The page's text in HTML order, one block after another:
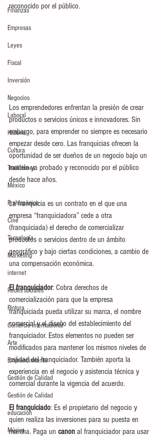
Finanzas
Empresas
Leyes
Fiscal
Inversión
Negocios
Laboral
Historia
Cultura
Tradiciones
México
Prehispánico
Cine
Tecnología
Marketing
internet
Redes sociales
Pintura
Comercio internacional
Arte
Emprendimiento
Gestión de Calidad
Gestión de Calidad
educación
Música
reconocido por el público.
Los emprendedores enfrentan la presión de crear
productos o servicios únicos e innovadores. Sin
embargo, para emprender no siempre es necesario
empezar desde cero. Las franquicias ofrecen la
oportunidad de ser dueños de un negocio bajo un
modelo ya probado y reconocido por el público
desde hace años.
La franquicia es un contrato en el que una
empresa “franquiciadora” cede a otra
(franquiciada) el derecho de comercializar
productos o servicios dentro de un ámbito
geográfico y bajo ciertas condiciones, a cambio de
una compensación económica.
El franquiciador: Cobra derechos de
comercialización para que la empresa
franquiciada pueda utilizar su marca, el nombre
comercial y el diseño del establecimiento del
franquiciador. Estos elementos no pueden ser
modificados para mantener los mismos niveles de
calidad del franquiciador. También aporta la
experiencia en el negocio y asistencia técnica y
comercial durante la vigencia del acuerdo.
El franquiciado: Es el propietario del negocio y
quien realiza las inversiones para su puesta en
marcha. Paga un canon al franquiciador para usar